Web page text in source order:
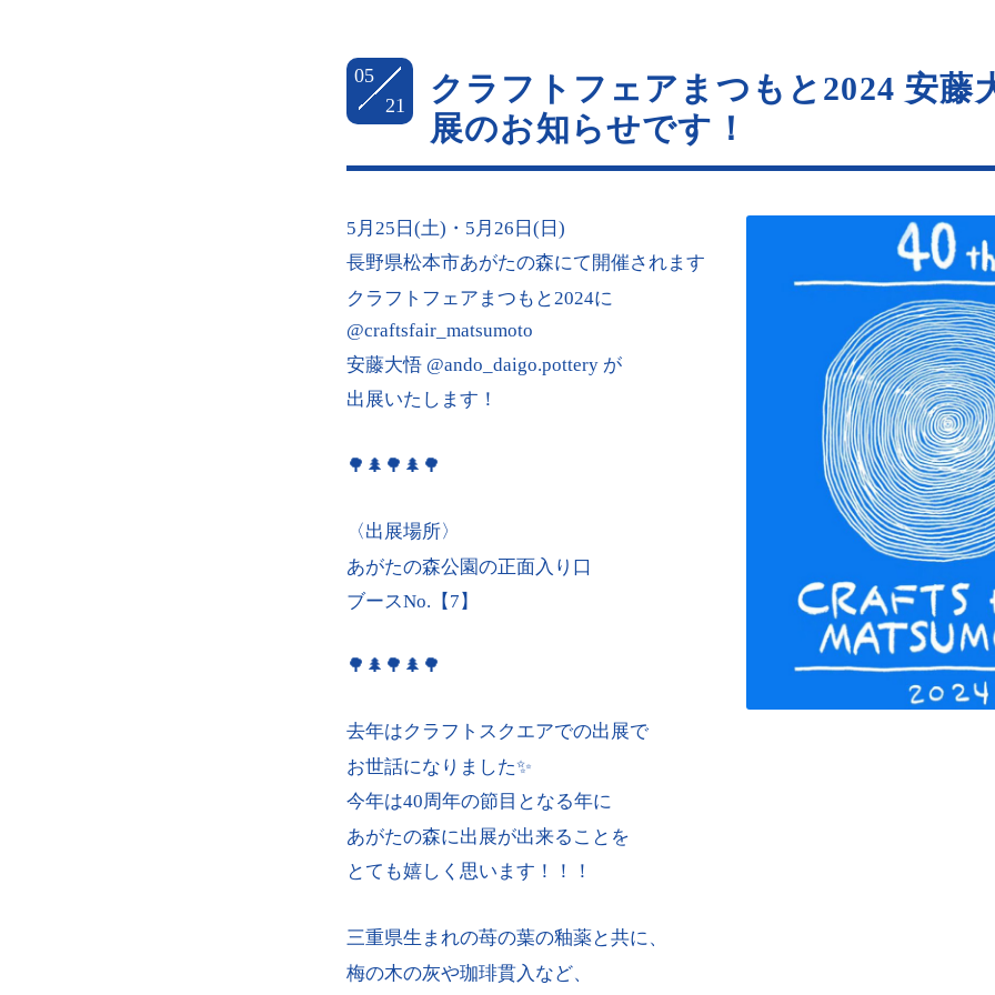
05
21
クラフトフェアまつもと2024 安藤
展のお知らせです！
5月25日(土)・5月26日(日)
長野県松本市あがたの森にて開催されます
クラフトフェアまつもと2024に
@craftsfair_matsumoto
安藤大悟 @ando_daigo.pottery が
出展いたします！
🌳🌲🌳🌲🌳
〈出展場所〉
あがたの森公園の正面入り口
ブースNo.【7】
🌳🌲🌳🌲🌳
去年はクラフトスクエアでの出展で
お世話になりました✨
今年は40周年の節目となる年に
あがたの森に出展が出来ることを
とても嬉しく思います！！！
三重県生まれの苺の葉の釉薬と共に、
梅の木の灰や珈琲貫入など、